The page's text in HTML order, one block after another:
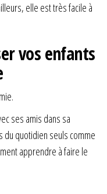
elle est très facile à
vos enfants
ses amis dans sa
quotidien seuls comme
apprendre à faire le